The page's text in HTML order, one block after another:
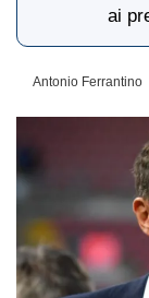
ai
Antonio Ferrantino